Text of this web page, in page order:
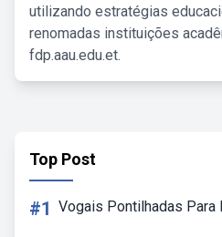
utilizando estratégias
renomadas instituições
fdp.aau.edu.et.
Top Post
#1 Vogais Pontilhadas